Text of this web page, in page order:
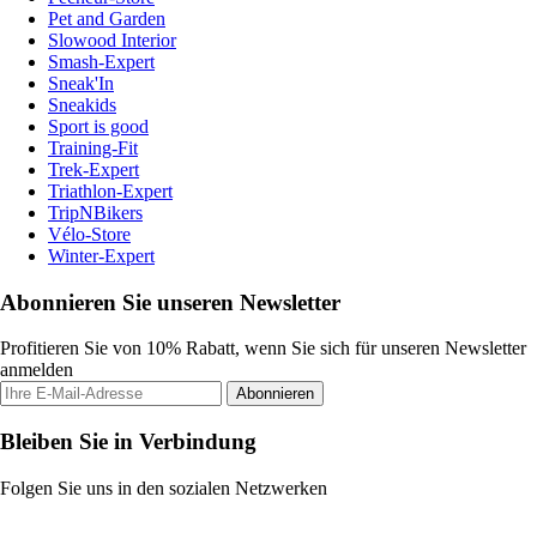
Pet and Garden
Slowood Interior
Smash-Expert
Sneak'In
Sneakids
Sport is good
Training-Fit
Trek-Expert
Triathlon-Expert
TripNBikers
Vélo-Store
Winter-Expert
Abonnieren Sie unseren Newsletter
Profitieren Sie von 10% Rabatt, wenn Sie sich für unseren Newsletter
anmelden
Abonnieren
Bleiben Sie in Verbindung
Folgen Sie uns in den sozialen Netzwerken